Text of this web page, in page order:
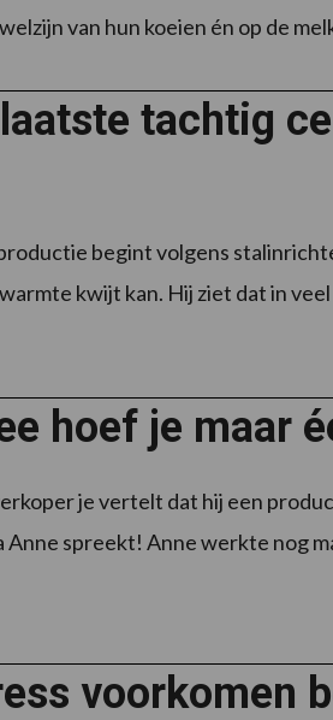
van hun koeien én op de
laatste tachtig
begint volgens
kwijt kan. Hij ziet dat in
hoef je maar
je vertelt dat hij een
Anne spreekt! Anne werkte nog
voorkomen